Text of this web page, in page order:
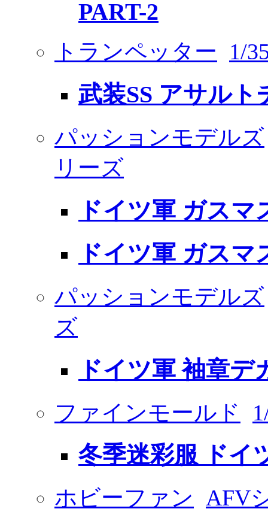
PART-2
トランペッター 1/
武装SS アサルト
パッションモデルズ
リーズ
ドイツ軍 ガス
ドイツ軍 ガス
パッションモデルズ
ズ
ドイツ軍 袖章
ファインモールド
冬季迷彩服 ドイ
ホビーファン AFV